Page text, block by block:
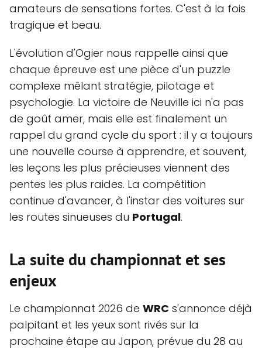
amateurs de sensations fortes. C'est à la fois
tragique et beau.
L'évolution d'Ogier nous rappelle ainsi que
chaque épreuve est une pièce d'un puzzle
complexe mêlant stratégie, pilotage et
psychologie. La victoire de Neuville ici n'a pas
de goût amer, mais elle est finalement un
rappel du grand cycle du sport : il y a toujours
une nouvelle course à apprendre, et souvent,
les leçons les plus précieuses viennent des
pentes les plus raides. La compétition
continue d'avancer, à l'instar des voitures sur
les routes sinueuses du Portugal.
La suite du championnat et ses
enjeux
Le championnat 2026 de WRC s'annonce déjà
palpitant et les yeux sont rivés sur la
prochaine étape au Japon, prévue du 28 au